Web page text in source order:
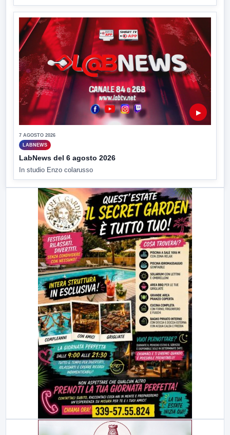
▶
7 AGOSTO 2026
LABNEWS
LabNews del 6 agosto 2026
In studio Enzo colarusso